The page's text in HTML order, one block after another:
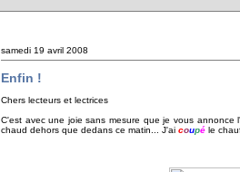
samedi 19 avril 2008
Enfin !
Chers lecteurs et lectrices
C'est avec une joie sans mesure que je vous
chaud dehors que dedans ce matin... J'ai coupéle